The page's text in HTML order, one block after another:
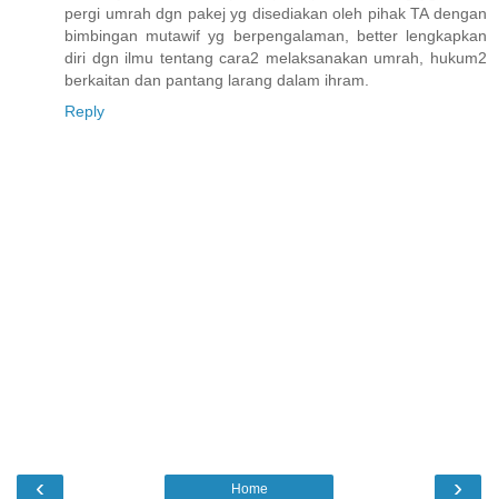
pergi umrah dgn pakej yg disediakan oleh pihak TA dengan
bimbingan mutawif yg berpengalaman, better lengkapkan
diri dgn ilmu tentang cara2 melaksanakan umrah, hukum2
berkaitan dan pantang larang dalam ihram.
Reply
‹ ›
Home